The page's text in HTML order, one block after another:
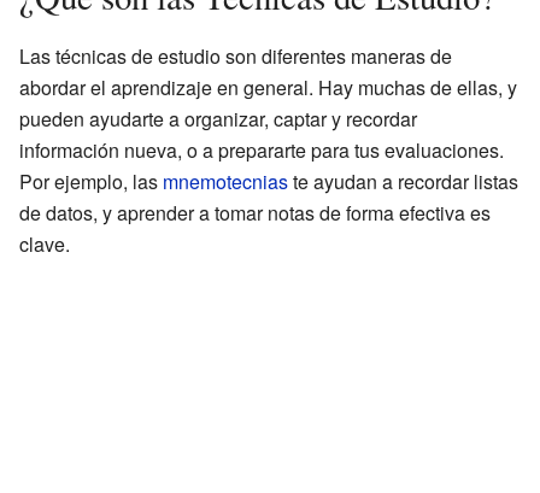
Las técnicas de estudio son diferentes maneras de
abordar el aprendizaje en general. Hay muchas de ellas, y
pueden ayudarte a organizar, captar y recordar
información nueva, o a prepararte para tus evaluaciones.
Por ejemplo, las mnemotecniaste ayudan a recordar listas
de datos, y aprender a tomar notas de forma efectiva es
clave.